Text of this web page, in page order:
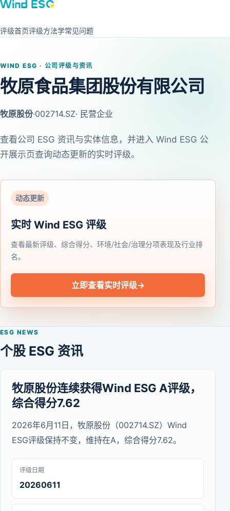
评级首页评级方法学常见问题
WIND ESG · 公司评级与资讯
牧原食品集团股份有限公司
牧原股份·002714.SZ· 民营企业
查看公司 ESG 资讯与实体信息，并进入 Wind ESG 公
开展示页查询动态更新的实时评级。
动态更新
实时 Wind ESG 评级
查看最新评级、综合得分、环境/社会/治理分项表现及行业排
名。
立即查看实时评级→
ESG NEWS
个股 ESG 资讯
牧原股份连续获得Wind ESG A评级，
综合得分7.62
2026年6月11日，牧原股份（002714.SZ）Wind
ESG评级保持不变，维持在A，综合得分7.62。
评级日期
20260611